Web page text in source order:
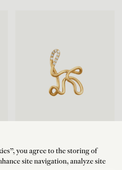
18 Karats Yellow Gold
$1,665
you agree to the storing of
site navigation, analyze site